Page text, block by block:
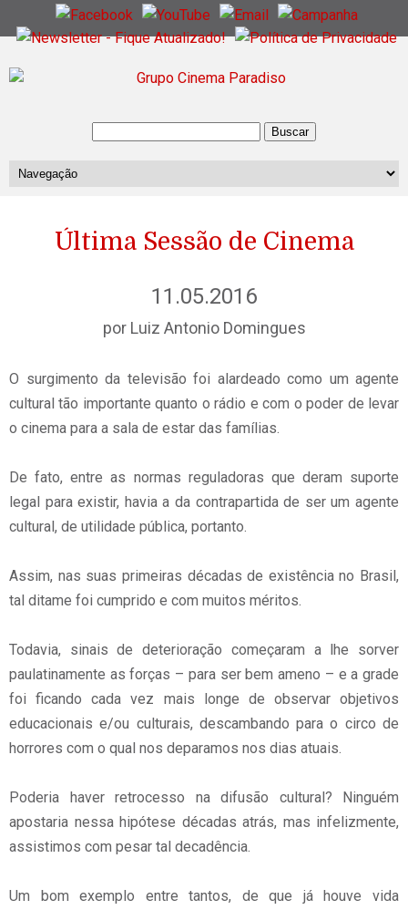
Última Sessão de Cinema
11.05.2016
por Luiz Antonio Domingues
O surgimento da televisão foi alardeado como um agente
cultural tão importante quanto o rádio e com o poder de levar
o cinema para a sala de estar das famílias.
De fato, entre as normas reguladoras que deram suporte
legal para existir, havia a da contrapartida de ser um agente
cultural, de utilidade pública, portanto.
Assim, nas suas primeiras décadas de existência no Brasil,
tal ditame foi cumprido e com muitos méritos.
Todavia, sinais de deterioração começaram a lhe sorver
paulatinamente as forças – para ser bem ameno – e a grade
foi ficando cada vez mais longe de observar objetivos
educacionais e/ou culturais, descambando para o circo de
horrores com o qual nos deparamos nos dias atuais.
Poderia haver retrocesso na difusão cultural? Ninguém
apostaria nessa hipótese décadas atrás, mas infelizmente,
assistimos com pesar tal decadência.
Um bom exemplo entre tantos, de que já houve vida